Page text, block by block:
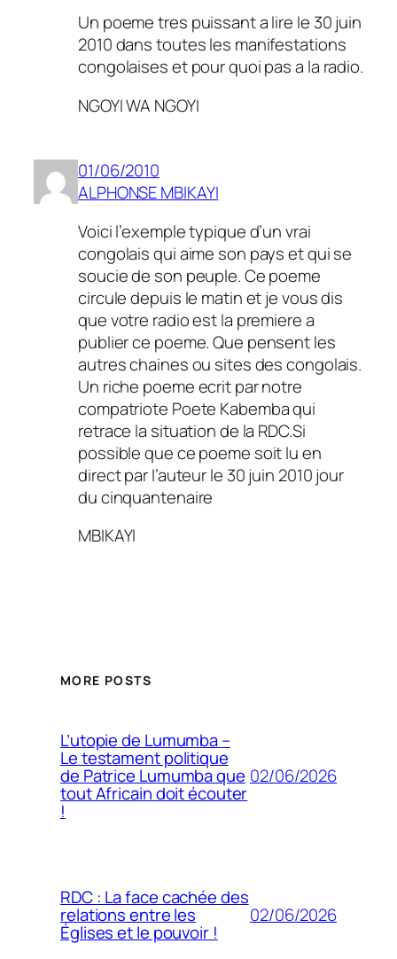
Un poeme tres puissant a lire le 30 juin
2010 dans toutes les manifestations
congolaises et pour quoi pas a la radio.
NGOYI WA NGOYI
01/06/2010
ALPHONSE MBIKAYI
Voici l’exemple typique d’un vrai
congolais qui aime son pays et qui se
soucie de son peuple. Ce poeme
circule depuis le matin et je vous dis
que votre radio est la premiere a
publier ce poeme. Que pensent les
autres chaines ou sites des congolais.
Un riche poeme ecrit par notre
compatriote Poete Kabemba qui
retrace la situation de la RDC.Si
possible que ce poeme soit lu en
direct par l’auteur le 30 juin 2010 jour
du cinquantenaire
MBIKAYI
MORE POSTS
L’utopie de Lumumba –
Le testament politique
de Patrice Lumumba que
tout Africain doit écouter
!
02/06/2026
RDC : La face cachée des
relations entre les
Églises et le pouvoir !
02/06/2026